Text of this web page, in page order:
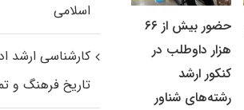
حضور بیش از ۶۶
هزار داوطلب در
کنکور ارشد
رشته‌های شناور
اسلامی
کارشناسی ارشد
تاریخ فرهنگ و